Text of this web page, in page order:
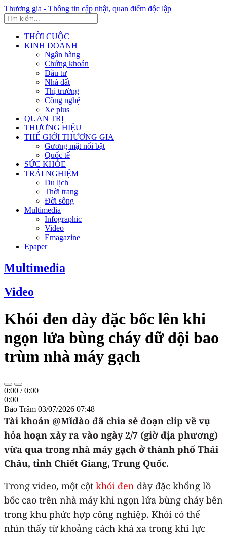
Thương gia - Thông tin cập nhật, quan điểm độc lập
THỜI CUỘC
KINH DOANH
Ngân hàng
Chứng khoán
Đầu tư
Nhà đất
Thị trường
Công nghệ
Xe plus
QUẢN TRỊ
THƯƠNG HIỆU
THẾ GIỚI THƯƠNG GIA
Gương mặt nổi bật
Quốc tế
SỨC KHỎE
TRẢI NGHIỆM
Du lịch
Thời trang
Đời sống
Multimedia
Infographic
Video
Emagazine
Epaper
Multimedia
Video
Khói đen dày đặc bốc lên khi
ngọn lửa bùng cháy dữ dội bao
trùm nhà máy gạch
0:00 /0:00
0:00
Bảo Trâm 03/07/2026 07:48
Tài khoản @Mǐdào đã chia sẻ đoạn clip về vụ
hỏa hoạn xảy ra vào ngày 2/7 (giờ địa phương)
vừa qua trong nhà máy gạch ở thành phố Thái
Châu, tỉnh Chiết Giang, Trung Quốc.
Trong video, một cột khói đen dày đặc khổng lồ
bốc cao trên nhà máy khi ngọn lửa bùng cháy bên
trong khu phức hợp công nghiệp. Khói có thể
nhìn thấy từ khoảng cách khá xa trong khi lực